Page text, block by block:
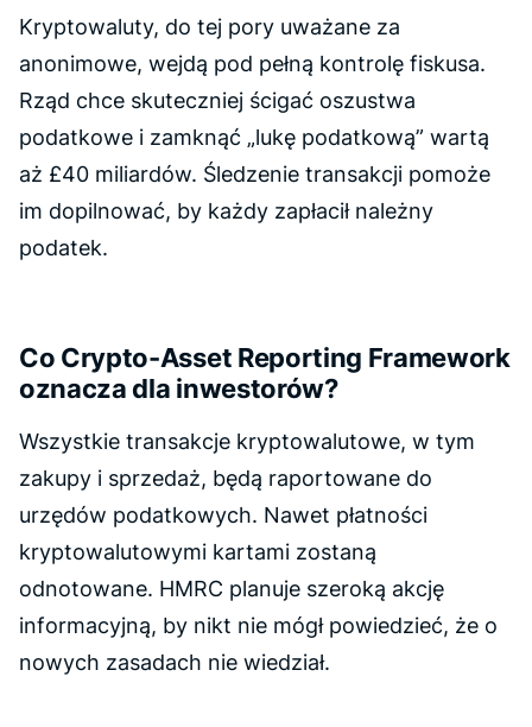
Kryptowaluty, do tej pory uważane za
anonimowe, wejdą pod pełną kontrolę fiskusa.
Rząd chce skuteczniej ścigać oszustwa
podatkowe i zamknąć „lukę podatkową” wartą
aż £40 miliardów. Śledzenie transakcji pomoże
im dopilnować, by każdy zapłacił należny
podatek.
Co Crypto-Asset Reporting Framework
oznacza dla inwestorów?
Wszystkie transakcje kryptowalutowe, w tym
zakupy i sprzedaż, będą raportowane do
urzędów podatkowych. Nawet płatności
kryptowalutowymi kartami zostaną
odnotowane. HMRC planuje szeroką akcję
informacyjną, by nikt nie mógł powiedzieć, że o
nowych zasadach nie wiedział.